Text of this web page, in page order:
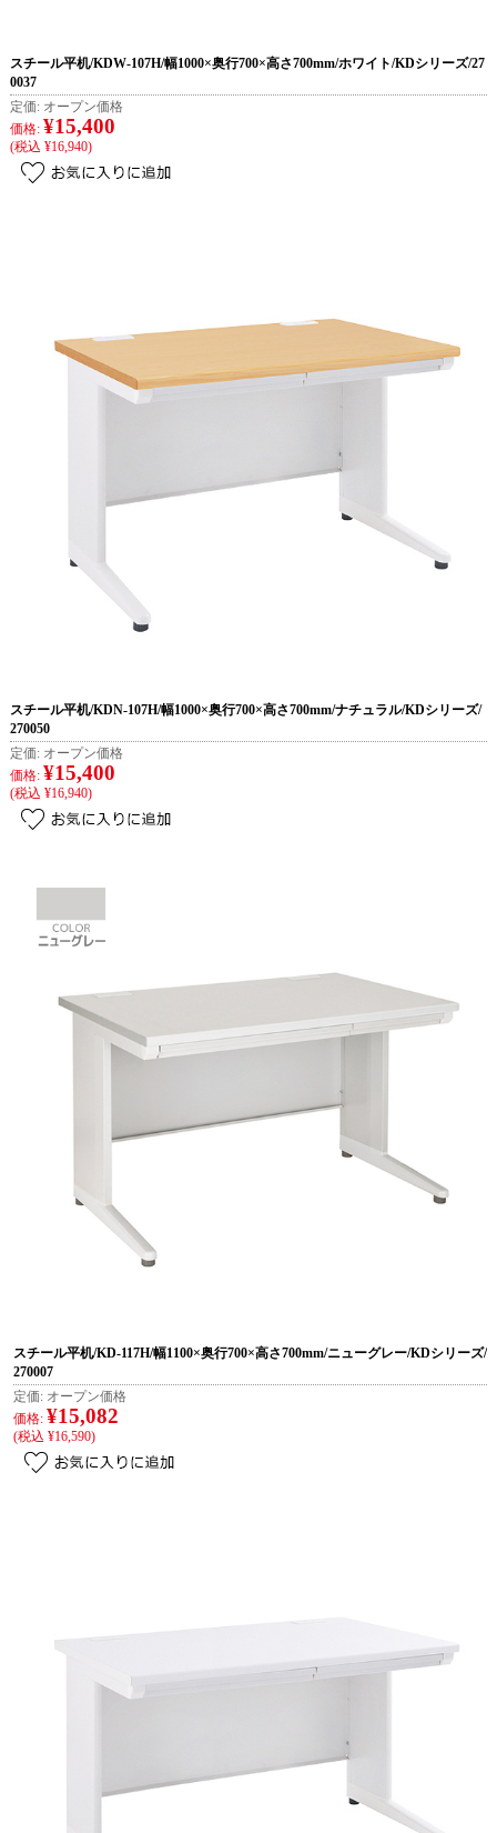
スチール平机/KDW-107H/幅1000×奥行700×高さ700mm/ホワイト/KDシリーズ/27
0037
定価: オープン価格
価格: ¥15,400
(税込 ¥16,940)
スチール平机/KDN-107H/幅1000×奥行700×高さ700mm/ナチュラル/KDシリーズ/
270050
定価: オープン価格
価格: ¥15,400
(税込 ¥16,940)
スチール平机/KD-117H/幅1100×奥行700×高さ700mm/ニューグレー/KDシリーズ/
270007
定価: オープン価格
価格: ¥15,082
(税込 ¥16,590)